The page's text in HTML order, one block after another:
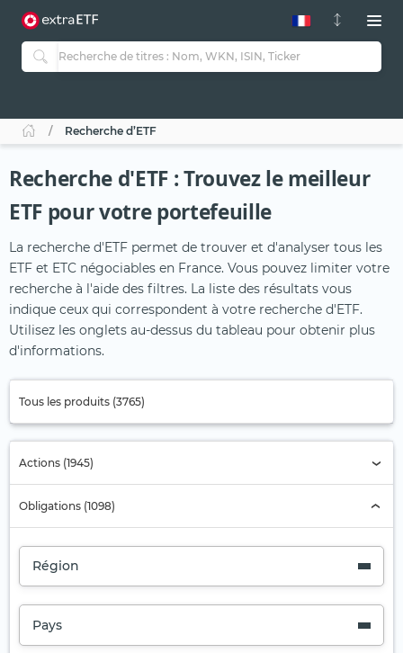
Recherche d’ETF
Recherche d'ETF : Trouvez le meilleur
ETF pour votre portefeuille
La recherche d'ETF permet de trouver et d'analyser tous les
ETF et ETC négociables en France. Vous pouvez limiter votre
recherche à l'aide des filtres. La liste des résultats vous
indique ceux qui correspondent à votre recherche d'ETF.
Utilisez les onglets au-dessus du tableau pour obtenir plus
d'informations.
Tous les produits (3765)
Actions (1945)
Obligations (1098)
Région
Pays